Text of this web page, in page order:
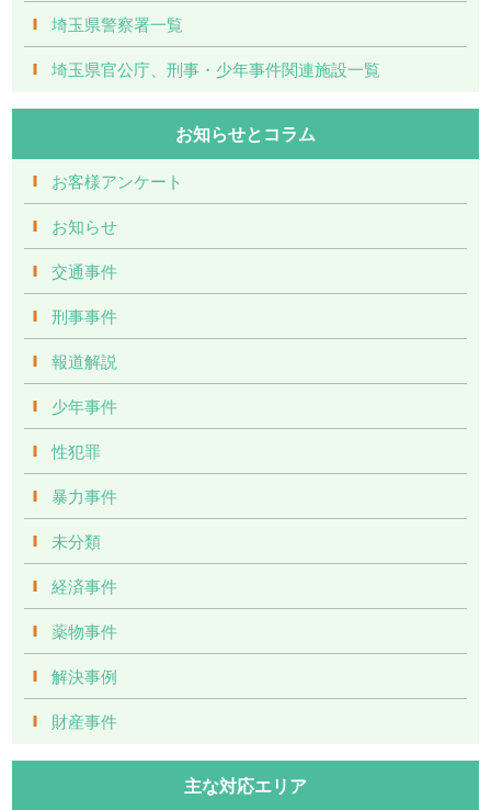
埼玉県警察署一覧
埼玉県官公庁、刑事・少年事件関連施設一覧
お知らせとコラム
お客様アンケート
お知らせ
交通事件
刑事事件
報道解説
少年事件
性犯罪
暴力事件
未分類
経済事件
薬物事件
解決事例
財産事件
主な対応エリア